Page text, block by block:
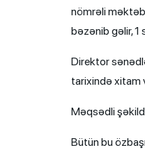
nömrəli
bəzənib gəlir, 1
Direktor
tarixində xitam
Məqsədli
Bütün bu